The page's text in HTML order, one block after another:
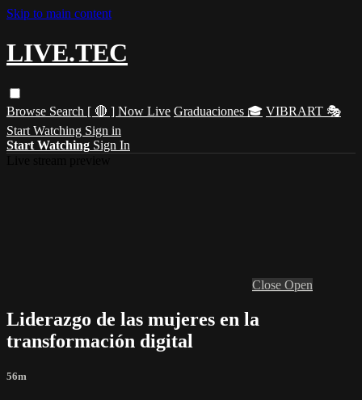
Skip to main content
LIVE.TEC
Browse Search [ 🔴 ] Now Live Graduaciones 🎓 VIBRART 🎭
Start Watching Sign in
Start Watching Sign In
Close Open
Liderazgo de las mujeres en la
transformación digital
56m